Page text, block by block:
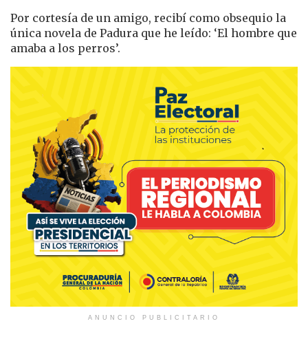
Por cortesía de un amigo, recibí como obsequio la
única novela de Padura que he leído: ‘El hombre que
amaba a los perros’.
ANUNCIO PUBLICITARIO